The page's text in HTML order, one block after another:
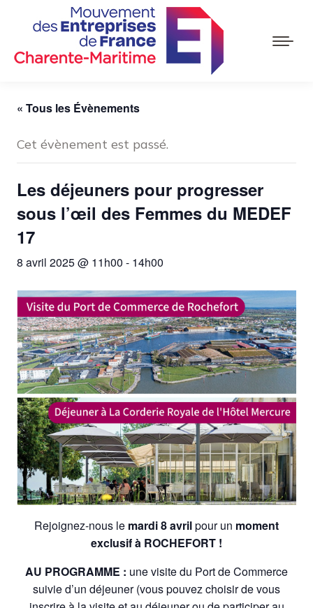
« Tous les Évènements
Cet évènement est passé.
Les déjeuners pour progresser
sous l’œil des Femmes du MEDEF
17
8 avril 2025 @ 11h00 - 14h00
Rejoignez-nous le mardi 8 avrilpour un moment
exclusif à ROCHEFORT !
AU PROGRAMME : une visite du Port de Commerce
suivie d’un déjeuner (vous pouvez choisir de vous